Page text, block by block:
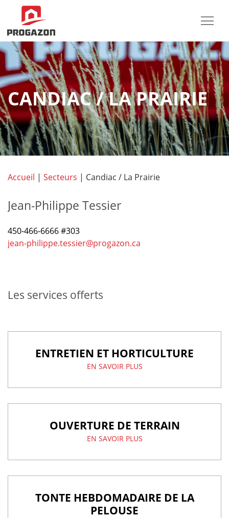
CANDIAC / LA PRAIRIE
Accueil | Secteurs | Candiac / La Prairie
Jean-Philippe Tessier
​450-466-6666 #303
jean-philippe.tessier@progazon.ca
Les services offerts
ENTRETIEN ET HORTICULTURE
EN SAVOIR PLUS
OUVERTURE DE TERRAIN
EN SAVOIR PLUS
TONTE HEBDOMADAIRE DE LA
PELOUSE